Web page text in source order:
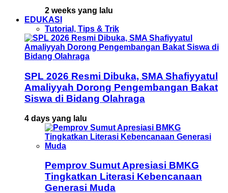
2 weeks yang lalu
EDUKASI
Tutorial, Tips & Trik
SPL 2026 Resmi Dibuka, SMA Shafiyyatul
Amaliyyah Dorong Pengembangan Bakat
Siswa di Bidang Olahraga
4 days yang lalu
Pemprov Sumut Apresiasi BMKG
Tingkatkan Literasi Kebencanaan
Generasi Muda